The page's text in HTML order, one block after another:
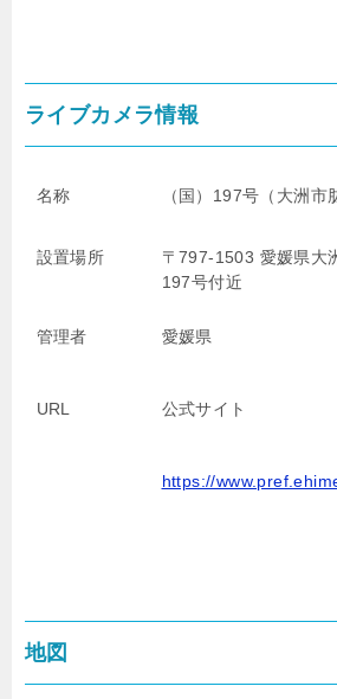
ライブカメラ情報
名称 （国）197号（大洲市
設置場所
〒797-1503 愛媛県大
197号付近
管理者 愛媛県
URL 公式サイト
https://
地図